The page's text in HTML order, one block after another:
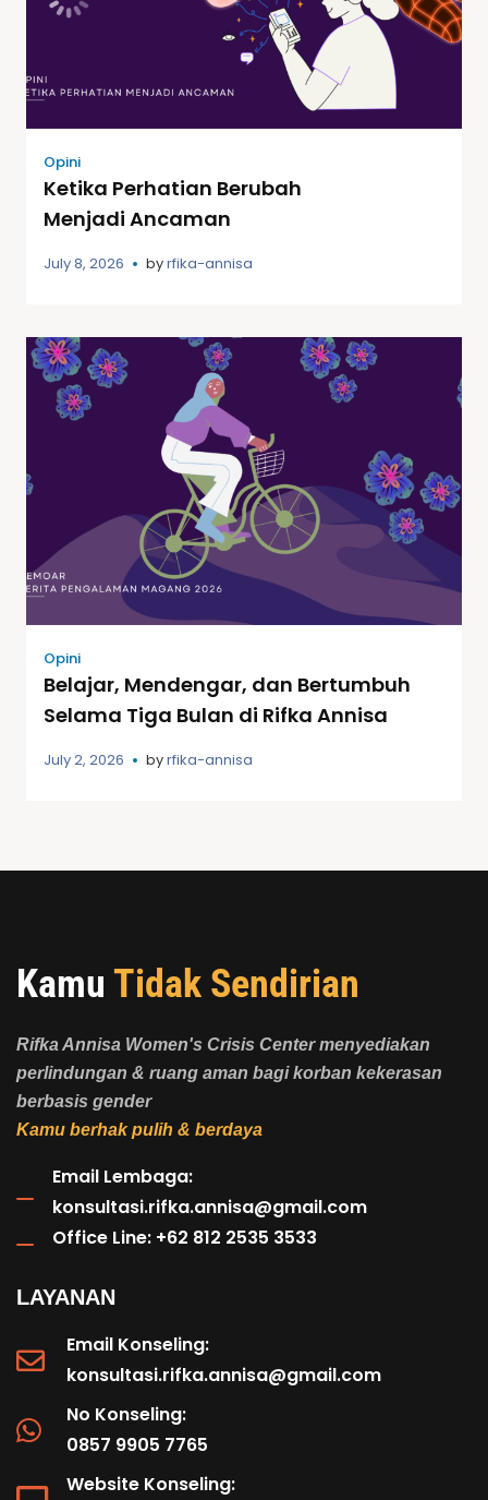
Opini
Ketika Perhatian Berubah
Menjadi Ancaman
July 8, 2026 byrfika-annisa
Opini
Belajar, Mendengar, dan Bertumbuh
Selama Tiga Bulan di Rifka Annisa
July 2, 2026 byrfika-annisa
Kamu Tidak Sendirian
Rifka Annisa Women's Crisis Center menyediakan
perlindungan & ruang aman bagi korban kekerasan
berbasis gender
Kamu berhak pulih & berdaya
Email Lembaga:
konsultasi.rifka.annisa@gmail.com
Office Line: +62 812 2535 3533
LAYANAN
Email Konseling:
konsultasi.rifka.annisa@gmail.com
No Konseling:
0857 9905 7765
Website Konseling: